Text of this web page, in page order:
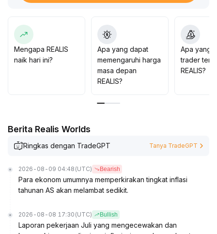
penempatan strategi rebound mengikuti tren
Namun perlu waspada terhadap risiko koreksi cepat
akibat fluktuasi sentimen pasar; jika menembus support
dengan volume besar, sebaiknya segera take profit
Secara umum, REALIS memiliki ruang rebound struktural
dalam rentang ±10%, strategi yang disarankan adalah
Mengapa REALIS
naik hari ini?
Apa yang dapat
memengaruhi harga
masa depan
REALIS?
Apa yang
trader
REALIS?
Berita Realis Worlds
Ringkas dengan TradeGPT Tanya TradeGPT
2026-08-09 04:48 (UTC) Bearish
Para ekonom umumnya memperkirakan tingkat inflasi
tahunan AS akan melambat sedikit.
2026-08-08 17:30 (UTC) Bullish
Laporan pekerjaan Juli yang mengecewakan dan